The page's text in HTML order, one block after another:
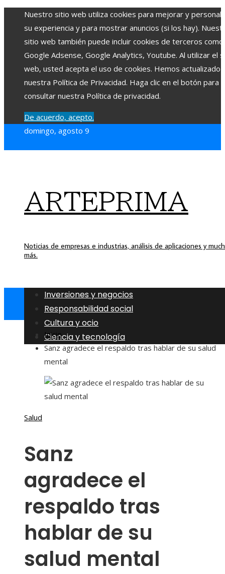
Nuestro sitio web utiliza cookies para mejorar y
su experiencia y para mostrar anuncios (si los hay).
sitio web también puede incluir cookies de terceros como
Google Adsense, Google Analytics, Youtube. Al utilizar el
web, usted acepta el uso de cookies. Hemos actualizado
nuestra Política de Privacidad. Haga clic en el botón para
consultar nuestra Política de privacidad.
De acuerdo, acepto.
domingo, agosto 9
ARTEPRIMA
Noticias de empresas e industrias, análisis de aplicaciones y
más.
Inversiones y negocios
Responsabilidad social
Cultura y ocio
Ciencia y tecnología
Inicio
Sanz agradece el respaldo tras hablar de su salud
mental
Salud
Sanz
agradece el
respaldo tras
hablar de su
salud mental